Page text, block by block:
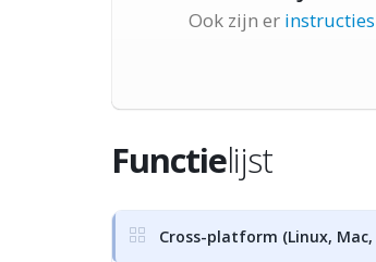
Ook zijn er instructies
Functielijst
Cross-platform (Linux, Mac,